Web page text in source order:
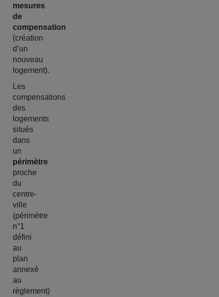
mesures
de
compensation
(création
d’un
nouveau
logement).
Les
compensations
des
logements
situés
dans
un
périmètre
proche
du
centre-
ville
(périmètre
n°1
défini
au
plan
annexé
au
règlement)